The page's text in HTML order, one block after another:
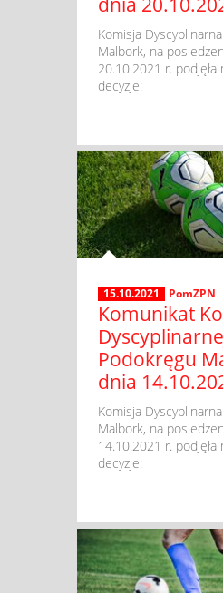
Komisja
Malbork, na
20.10.2021 r. podjęła
decyzje:
15.10.2021 PomZPN
Komunikat
Podokręgu
dnia
Komisja
Malbork, na
14.10.2021 r. podjęła
decyzje: